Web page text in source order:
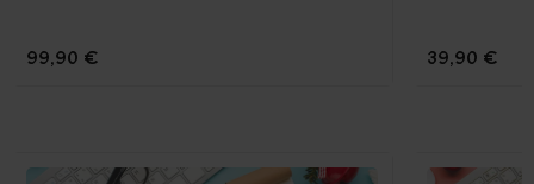
99,90 € 39,90 €